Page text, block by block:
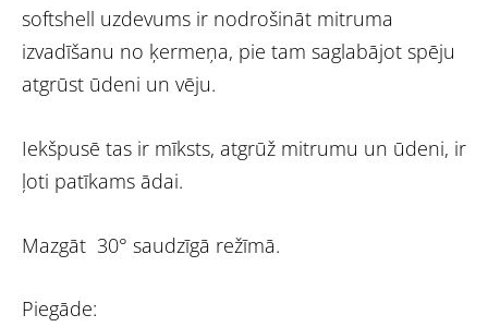
softshell uzdevums ir nodrošināt mitruma
izvadīšanu no ķermeņa, pie tam saglabājot spēju
atgrūst ūdeni un vēju.
Iekšpusē tas ir mīksts, atgrūž mitrumu un ūdeni, ir
ļoti patīkams ādai.
Mazgāt 30° saudzīgā režīmā.
Piegāde: